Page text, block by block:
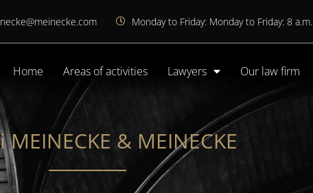
Monday to Friday: Monday to Friday: 8
Home Areas of activities Lawyers Our law firm
MEINECKE & MEINECKE​